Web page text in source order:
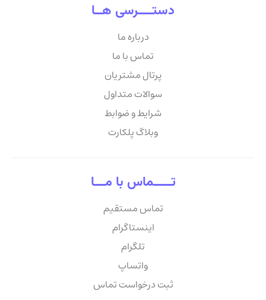
دستــــرسی هــا
درباره ما
تماس با ما
پرتال مشتریان
سوالات متداول
شرایط و ضوابط
وبلاگ پلکارت
تـــــماس با مـــا
تماس مستقیم
اینستاگرام
تلگرام
واتساپ
ثبت درخواست تماس